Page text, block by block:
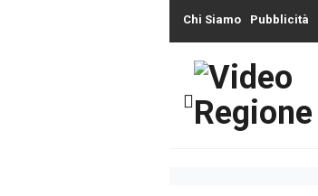
Chi Siamo Pubblicità